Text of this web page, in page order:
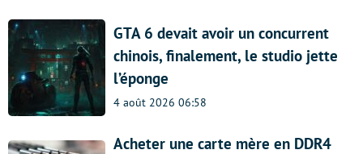
GTA 6 devait avoir un concurrent
chinois, finalement, le studio jette
l’éponge
4 août 2026 06:58
Acheter une carte mère en DDR4